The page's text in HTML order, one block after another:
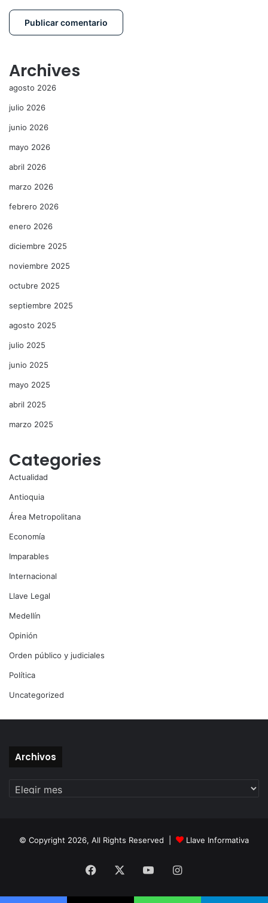
Archives
agosto 2026
julio 2026
junio 2026
mayo 2026
abril 2026
marzo 2026
febrero 2026
enero 2026
diciembre 2025
noviembre 2025
octubre 2025
septiembre 2025
agosto 2025
julio 2025
junio 2025
mayo 2025
abril 2025
marzo 2025
Categories
Actualidad
Antioquia
Área Metropolitana
Economía
Imparables
Internacional
Llave Legal
Medellín
Opinión
Orden público y judiciales
Política
Uncategorized
Archivos
© Copyright 2026, All Rights Reserved | Llave Informativa
Facebook YouTubeInstagram